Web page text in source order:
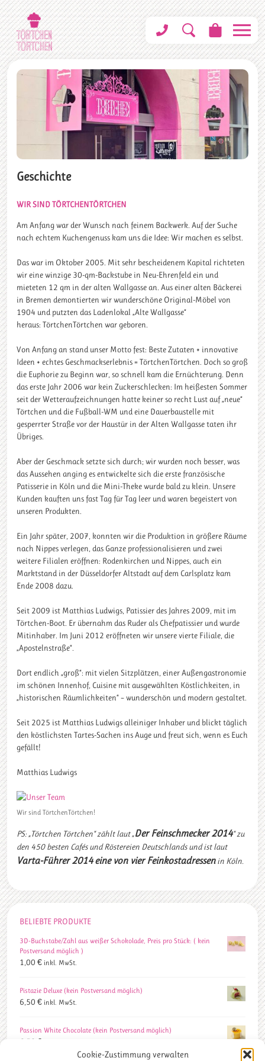
Cookie-Zustimmung verwalten
Geschichte
WIR SIND TÖRTCHENTÖRTCHEN
Am Anfang war der Wunsch nach feinem Backwerk. Auf der Suche
nach echtem Kuchengenuss kam uns die Idee: Wir machen es selbst.
Das war im Oktober 2005. Mit sehr bescheidenem Kapital richteten
wir eine winzige 30-qm-Backstube in Neu-Ehrenfeld ein und
mieteten 12 qm in der alten Wallgasse an. Aus einer alten Bäckerei
in Bremen demontierten wir wunderschöne Original-Möbel von
1904 und putzten das Ladenlokal „Alte Wallgasse“
heraus: TörtchenTörtchen war geboren.
Von Anfang an stand unser Motto fest: Beste Zutaten + innovative
Ideen + echtes Geschmackserlebnis = TörtchenTörtchen. Doch so groß
die Euphorie zu Beginn war, so schnell kam die Ernüchterung. Denn
das erste Jahr 2006 war kein Zuckerschlecken: Im heißesten Sommer
seit der Wetteraufzeichnungen hatte keiner so recht Lust auf „neue“
Törtchen und die Fußball-WM und eine Dauerbaustelle mit
gesperrter Straße vor der Haustür in der Alten Wallgasse taten ihr
Übriges.
Aber der Geschmack setzte sich durch; wir wurden noch besser, was
das Aussehen anging es entwickelte sich die erste französische
Patisserie in Köln und die Mini-Theke wurde bald zu klein. Unsere
Kunden kauften uns fast Tag für Tag leer und waren begeistert von
unseren Produkten.
Ein Jahr später, 2007, konnten wir die Produktion in größere Räume
nach Nippes verlegen, das Ganze professionalisieren und zwei
weitere Filialen eröffnen: Rodenkirchen und Nippes, auch ein
Marktstand in der Düsseldorfer Altstadt auf dem Carlsplatz kam
Ende 2008 dazu.
Seit 2009 ist Matthias Ludwigs, Patissier des Jahres 2009, mit im
Törtchen-Boot. Er übernahm das Ruder als Chefpatissier und wurde
Mitinhaber. Im Juni 2012 eröffneten wir unsere vierte Filiale, die
„Apostelnstraße“.
Dort endlich „groß“: mit vielen Sitzplätzen, einer Außengastronomie
im schönen Innenhof, Cuisine mit ausgewählten Köstlichkeiten, in
„historischen Räumlichkeiten“ – wunderschön und modern gestaltet.
Seit 2025 ist Matthias Ludwigs alleiniger Inhaber und blickt täglich
den köstlichsten Tartes-Sachen ins Auge und freut sich, wenn es Euch
gefällt!
Matthias Ludwigs
Wir sind TörtchenTörtchen!
PS: „Törtchen Törtchen“ zählt laut „Der Feinschmecker 2014“ zu
den 450 besten Cafés und Röstereien Deutschlands und ist laut
Varta-Führer 2014eine von vier Feinkostadressenin Köln.
BELIEBTE PRODUKTE
3D-Buchstabe/Zahl aus weißer Schokolade, Preis pro Stück: ( kein
Postversand möglich )
1,00 € inkl. MwSt.
Pistazie Deluxe (kein Postversand möglich)
6,50 € inkl. MwSt.
Passion White Chocolate (kein Postversand möglich)
6,50 €